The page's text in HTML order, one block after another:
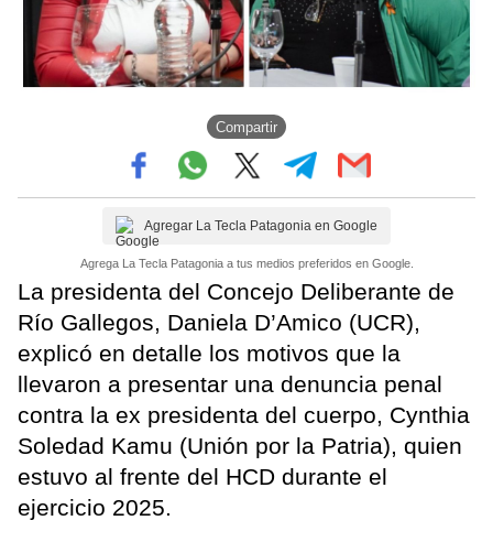
Compartir
Agregar La Tecla Patagonia en Google
Agrega La Tecla Patagonia a tus medios preferidos en Google.
La presidenta del Concejo Deliberante de
Río Gallegos, Daniela D’Amico (UCR),
explicó en detalle los motivos que la
llevaron a presentar una denuncia penal
contra la ex presidenta del cuerpo, Cynthia
Soledad Kamu (Unión por la Patria), quien
estuvo al frente del HCD durante el
ejercicio 2025.